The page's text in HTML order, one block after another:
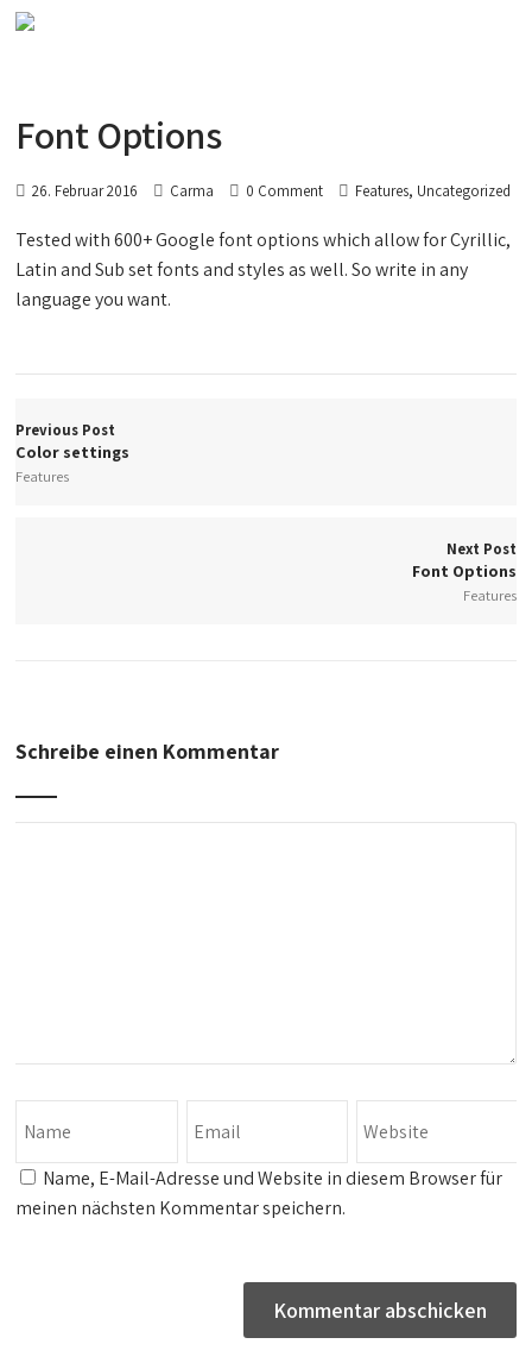
Font Options
26. Februar 2016 Carma 0 Comment Features, Uncategorized
Tested with 600+ Google font options which allow for Cyrillic,
Latin and Sub set fonts and styles as well. So write in any
language you want.
Previous Post
Color settings
Features
Next Post
Font Options
Features
Schreibe einen Kommentar
Name, E-Mail-Adresse und Website in diesem Browser für
meinen nächsten Kommentar speichern.